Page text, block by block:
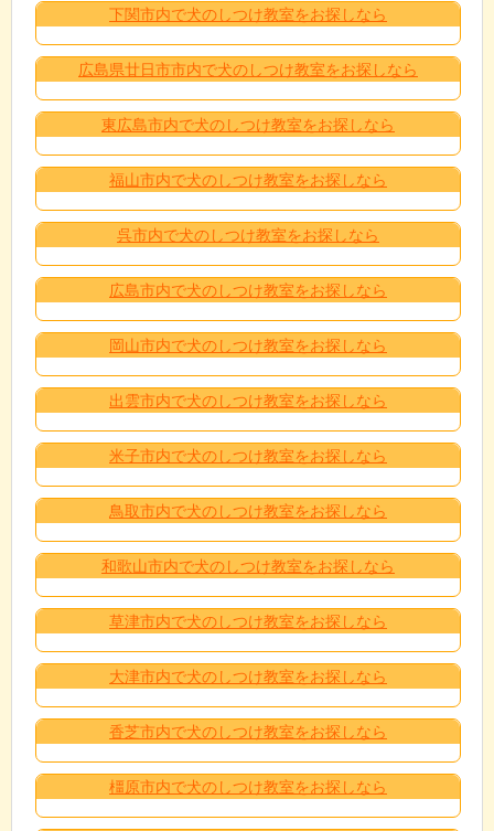
下関市内で犬のしつけ教室をお探しなら
広島県廿日市市内で犬のしつけ教室をお探しなら
東広島市内で犬のしつけ教室をお探しなら
福山市内で犬のしつけ教室をお探しなら
呉市内で犬のしつけ教室をお探しなら
広島市内で犬のしつけ教室をお探しなら
岡山市内で犬のしつけ教室をお探しなら
出雲市内で犬のしつけ教室をお探しなら
米子市内で犬のしつけ教室をお探しなら
鳥取市内で犬のしつけ教室をお探しなら
和歌山市内で犬のしつけ教室をお探しなら
草津市内で犬のしつけ教室をお探しなら
大津市内で犬のしつけ教室をお探しなら
香芝市内で犬のしつけ教室をお探しなら
橿原市内で犬のしつけ教室をお探しなら